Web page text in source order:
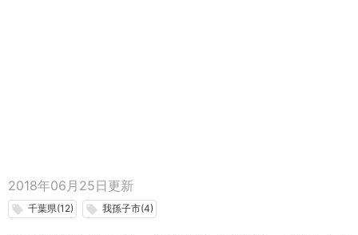
2018年06月25日 更新
local_offer 千葉県(12) local_offer 我孫子市(4)